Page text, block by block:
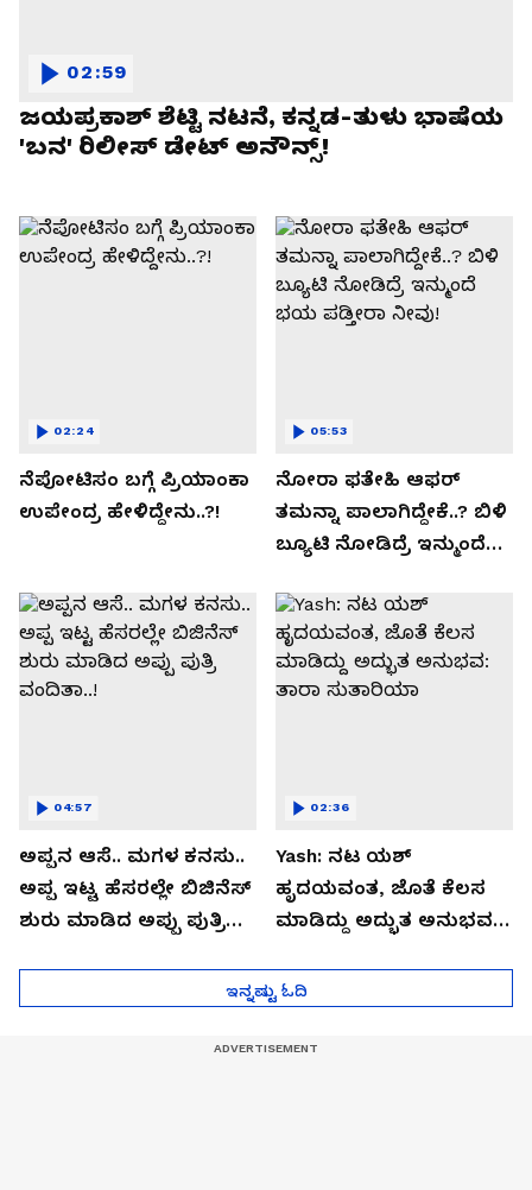
ಜಯಪ್ರಕಾಶ್ ಶೆಟ್ಟಿ ನಟನೆ, ಕನ್ನಡ-ತುಳು ಭಾಷೆಯ
'ಬನ' ರಿಲೀಸ್ ಡೇಟ್ ಅನೌನ್ಸ್!
02:59
ನೆಪೋಟಿಸಂ ಬಗ್ಗೆ ಪ್ರಿಯಾಂಕಾ
ಉಪೇಂದ್ರ ಹೇಳಿದ್ದೇನು..?!
02:24
ನೋರಾ ಫತೇಹಿ ಆಫರ್​
ತಮನ್ನಾ ಪಾಲಾಗಿದ್ದೇಕೆ..? ಬಿಳಿ
ಬ್ಯೂಟಿ ನೋಡಿದ್ರೆ ಇನ್ಮುಂದೆ
05:53
ಅಪ್ಪನ ಆಸೆ.. ಮಗಳ ಕನಸು..
ಅಪ್ಪ ಇಟ್ಟ ಹೆಸರಲ್ಲೇ ಬಿಜಿನೆಸ್​
ಶುರು ಮಾಡಿದ ಅಪ್ಪು ಪುತ್ರಿ
04:57
Yash: ನಟ ಯಶ್​
ಹೃದಯವಂತ, ಜೊತೆ ಕೆಲಸ
ಮಾಡಿದ್ದು ಅದ್ಭುತ ಅನುಭವ:
02:36
ಇನ್ನಷ್ಟು ಓದಿ